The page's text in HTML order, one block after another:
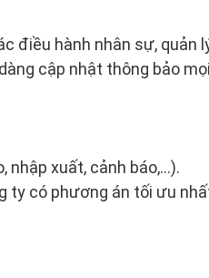
điều hành nhân sự, quản
cập nhật thông bảo
nhập xuất, cảnh báo,…).
ty có phương án tối ưu